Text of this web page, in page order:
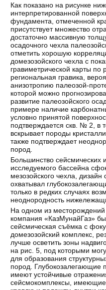
Как показано на рисунке
интерпретированной
фундамента, отмеченной
присутствует множество
достаточно массивную
осадочного чехла
отметить хорошую
домезозойского чехла с
гравиметрической карты по
региональная гравика,
анизотропию палеозой-
которой можно
развитие палеозойского
примере наличие
условно принятой
подтверждается скв. № 2, в
вскрывает породы
также подтверждает
пород.
Большинство сейсмических
исследуемого бассейна
мезозойского чехла,
охватывал
только в редких случаях
неоднородность
На одном из
компания «КазМунайГаз»
сейсмическая съёмка с
домезозойский комплекс,
лучше осветить зоны
на рис. 5, под которыми
для образования
пород. Глубокозалегающие
имеют устойчивые
сейсмокомплексы,